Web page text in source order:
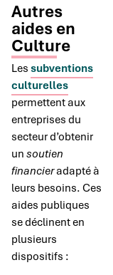
Autres
aides en
Culture
Les subventions
culturelles
permettent aux
entreprises du
secteur d’obtenir
un soutien
financieradapté à
leurs besoins. Ces
aides publiques
se déclinent en
plusieurs
dispositifs :